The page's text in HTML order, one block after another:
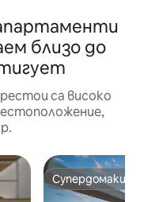
близо до
са високо
Супердомакин
Супердомакин